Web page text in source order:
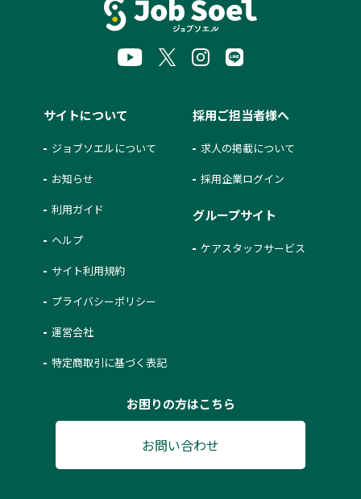
サイトについて
ジョブソエルについて
お知らせ
利用ガイド
ヘルプ
サイト利用規約
プライバシーポリシー
運営会社
特定商取引に基づく表記
採用ご担当者様へ
求人の掲載について
採用企業ログイン
グループサイト
ケアスタッフサービス
お困りの方はこちら
お問い合わせ